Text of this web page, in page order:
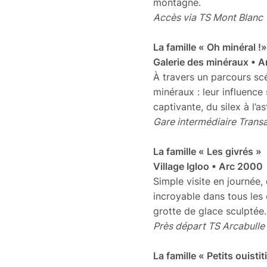
Accès via TS Mont Blanc
La famille « Oh minéral !»
Galerie des minéraux •
À travers un parcours
minéraux : leur
captivante, du silex à
Gare intermédiaire
La famille « Les givrés »
Village Igloo • Arc 2000
Simple visite en
incroyable dans tous les
grotte de glace sculptée.
Près départ TS Arcabulle
La famille « Petits